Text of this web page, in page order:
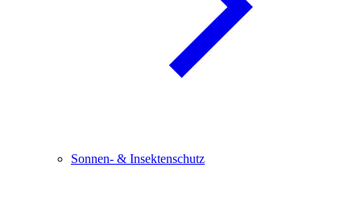
Sonnen- & Insektenschutz